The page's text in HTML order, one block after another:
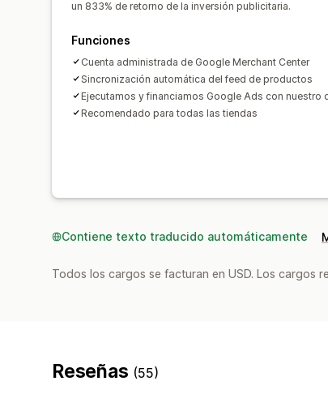
un 833% de retorno de la inversión publicitaria.
Funciones
Cuenta administrada de Google Merchant Center
Sincronización automática del feed de productos
Ejecutamos y financiamos Google Ads con nuestro
Recomendado para todas las tiendas
Contiene texto traducido automáticamente
Todos los cargos se facturan en USD. Los cargos
Reseñas (55)